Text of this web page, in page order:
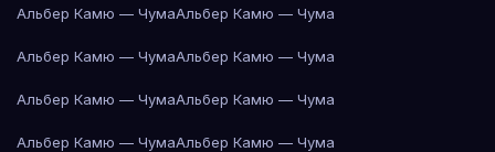
Альбер Камю — ЧумаАльбер Камю — Чума
Альбер Камю — ЧумаАльбер Камю — Чума
Альбер Камю — ЧумаАльбер Камю — Чума
Альбер Камю — ЧумаАльбер Камю — Чума